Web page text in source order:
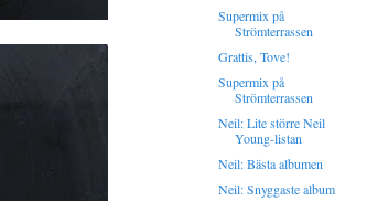
Supermix på
Strömterrassen
Grattis, Tove!
Supermix på
Strömterrassen
Neil: Lite större Neil
Young-listan
Neil: Bästa albumen
Neil: Snyggaste album